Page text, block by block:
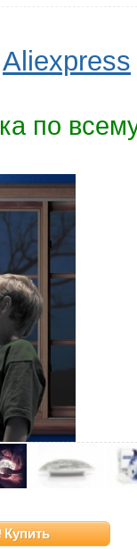
Aliexpress
по
Купить